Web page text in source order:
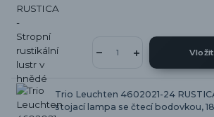
Trio Leuchten 4602021-24
stojací lampa se čtecí bodovkou,